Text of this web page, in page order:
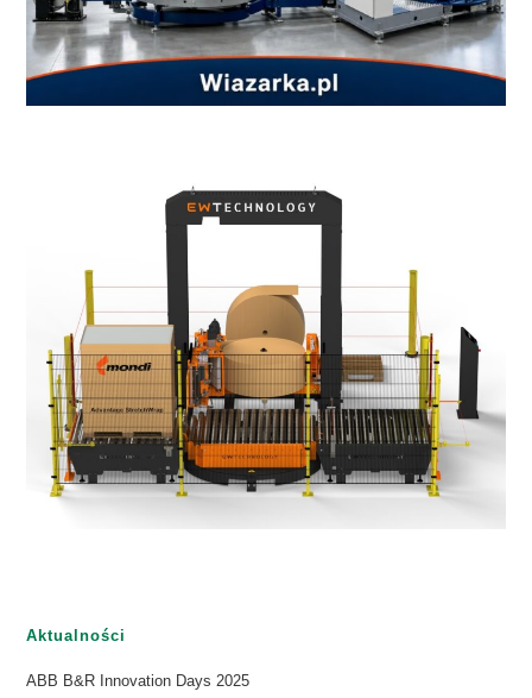
Aktualności
ABB B&R Innovation Days 2025